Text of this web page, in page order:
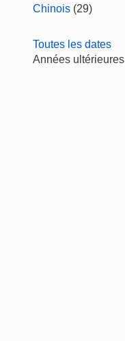
Chinois (29)
Toutes les dates
Années ultérieures